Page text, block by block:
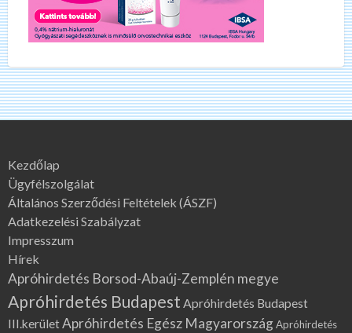
Kezdőlap
Ügyfélszolgálat
Általános Szerződési Feltételek (ÁSZF)
Adatkezelési Szabályzat
Impresszum
Hírek
Apróhirdetés Borsod-Abaúj-Zemplén megye
Apróhirdetés Budapest Apróhirdetés Budapest
III.kerületApróhirdetés Egész MagyarországApróhirdetés